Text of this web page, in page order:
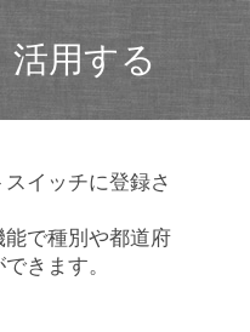
活用する
イッチに登録さ
で種別や都道府
きます。